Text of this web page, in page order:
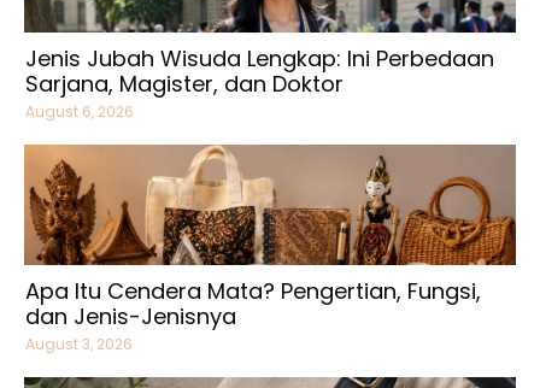
Jenis Jubah Wisuda Lengkap: Ini Perbedaan
Sarjana, Magister, dan Doktor
August 6, 2026
Apa Itu Cendera Mata? Pengertian, Fungsi,
dan Jenis-Jenisnya
August 3, 2026